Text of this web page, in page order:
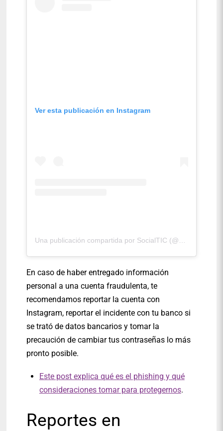
Ver esta publicación en Instagram
En caso de haber entregado información
personal a una cuenta fraudulenta, te
recomendamos reportar la cuenta con
Instagram, reportar el incidente con tu banco si
se trató de datos bancarios y tomar la
precaución de cambiar tus contraseñas lo más
pronto posible.
Este post explica qué es el phishing y qué
consideraciones tomar para protegernos.
Reportes en